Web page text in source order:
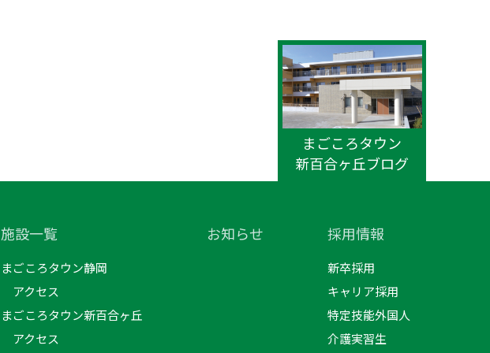
まごころタウン
新百合ヶ丘ブログ
施設一覧
まごころタウン静岡
アクセス
まごころタウン新百合ヶ丘
アクセス
お知らせ 採用情報
新卒採用
キャリア採用
特定技能外国人
介護実習生